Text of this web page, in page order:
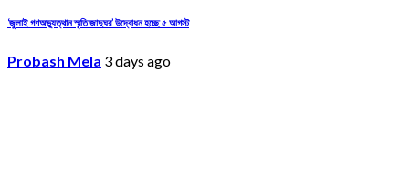
‘জুলাই গণঅভ্যুত্থান স্মৃতি জাদুঘর’ উদ্বোধন হচ্ছে ৫ আগস্ট
Probash Mela 3 days ago